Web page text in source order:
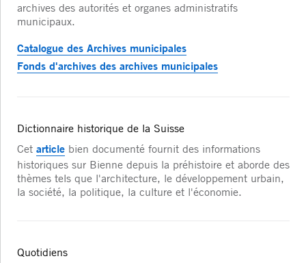
archives des autorités et organes administratifs
municipaux.
Catalogue des Archives municipales
Fonds d'archives des archives municipales
Dictionnaire historique de la Suisse
Cet article bien documenté fournit des informations
historiques sur Bienne depuis la préhistoire et aborde des
thèmes tels que l'architecture, le développement urbain,
la société, la politique, la culture et l'économie.
Quotidiens